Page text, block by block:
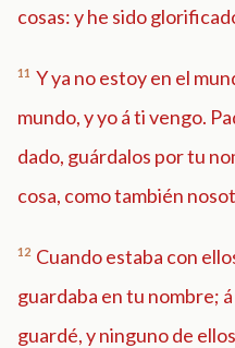
cosas: y he sido
11 Y ya no estoy en el
mundo, y yo á ti vengo.
dado, guárdalos por tu
cosa, como también
12 Cuando estaba con
guardaba en tu nombre;
guardé, y ninguno de